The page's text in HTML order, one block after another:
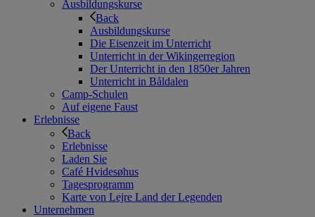
Ausbildungskurse
Back
Ausbildungskurse
Die Eisenzeit im Unterricht
Unterricht in der Wikingerregion
Der Unterricht in den 1850er Jahren
Unterricht in Båldalen
Camp-Schulen
Auf eigene Faust
Erlebnisse
Back
Erlebnisse
Laden Sie
Café Hvidesøhus
Tagesprogramm
Karte von Lejre Land der Legenden
Unternehmen